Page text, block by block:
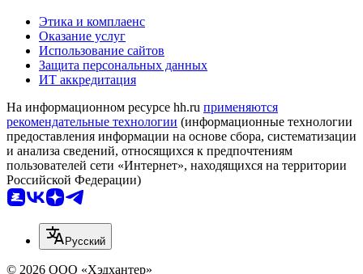
Этика и комплаенс
Оказание услуг
Использование сайтов
Защита персональных данных
ИТ аккредитация
На информационном ресурсе hh.ru применяются
рекомендательные технологии (информационные технологии
предоставления информации на основе сбора, систематизации
и анализа сведений, относящихся к предпочтениям
пользователей сети «Интернет», находящихся на территории
Российской Федерации)
Русский
© 2026 ООО «Хэдхантер»